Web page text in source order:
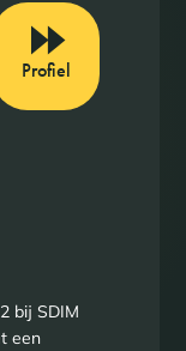
Profiel
bij SDIM
een